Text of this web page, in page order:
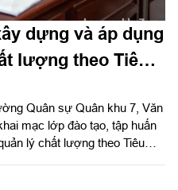
dựng và áp dụng
lượng theo Tiêu
ISO 9001:2015
Quân sự Quân khu 7, Văn
mạc lớp đào tạo, tập huấn
lý chất lượng theo Tiêu